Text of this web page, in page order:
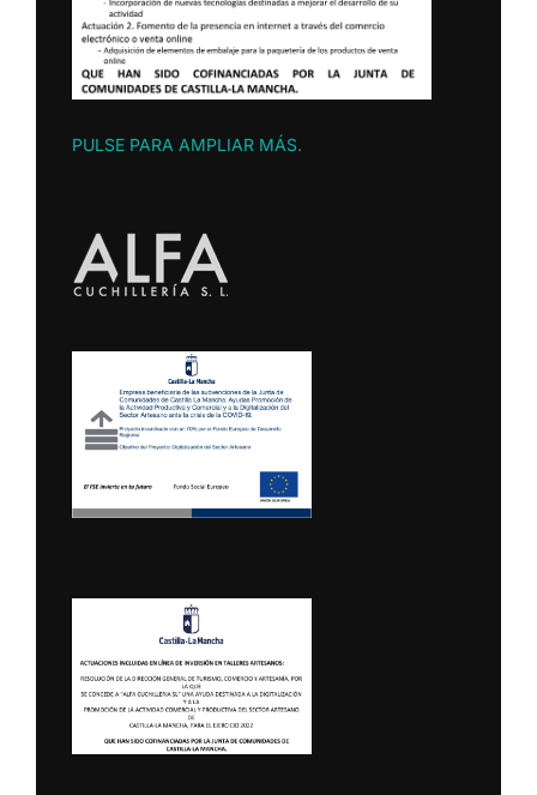
PULSE PARA AMPLIAR MÁS.